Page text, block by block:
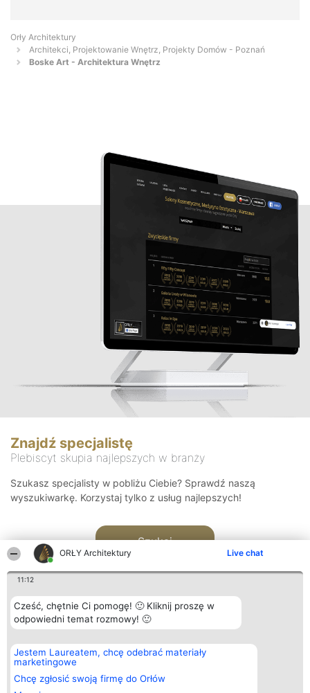
ORŁY Architektury Live chat
11:12
Cześć, chętnie Ci pomogę! 🙂 Kliknij proszę w
odpowiedni temat rozmowy! 🙂
Jestem Laureatem, chcę odebrać materiały
marketingowe
Chcę zgłosić swoją firmę do Orłów
Orły Architektury
Architekci, Projektowanie Wnętrz, Projekty Domów - Poznań
Boske Art - Architektura Wnętrz
Znajdź specjalistę
Plebiscyt skupia najlepszych w branży
Szukasz specjalisty w pobliżu Ciebie? Sprawdź naszą
wyszukiwarkę. Korzystaj tylko z usług najlepszych!
Szukaj
Organizator plebiscytu
Bright Side Solutions sp. z o.
o. sp. k.
ul. Ruska 22
Wrocław 50-079
Plebiscyt
Laureaci
wszystkich
Laureatów
Kontakt
Kontakt